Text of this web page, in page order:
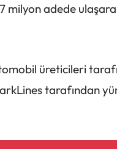
milyon adede
üreticileri
tarafından